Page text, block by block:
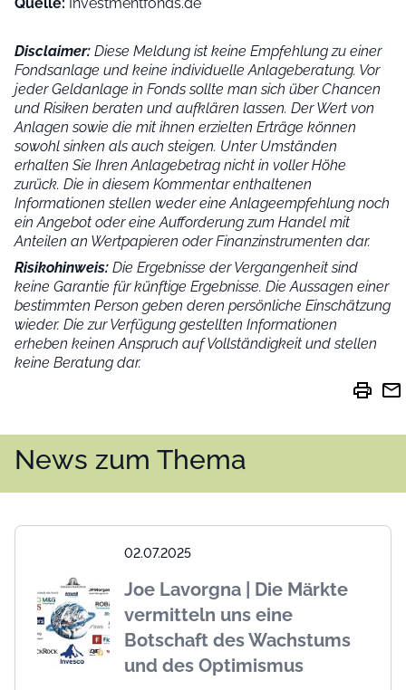
Disclaimer: Diese Meldung ist keine Empfehlung zu einer
Fondsanlage und keine individuelle Anlageberatung. Vor
jeder Geldanlage in Fonds sollte man sich über Chancen
und Risiken beraten und aufklären lassen. Der Wert von
Anlagen sowie die mit ihnen erzielten Erträge können
sowohl sinken als auch steigen. Unter Umständen
erhalten Sie Ihren Anlagebetrag nicht in voller Höhe
zurück. Die in diesem Kommentar enthaltenen
Informationen stellen weder eine Anlageempfehlung noch
ein Angebot oder eine Aufforderung zum Handel mit
Anteilen an Wertpapieren oder Finanzinstrumenten dar.
Risikohinweis: Die Ergebnisse der Vergangenheit sind
keine Garantie für künftige Ergebnisse. Die Aussagen einer
bestimmten Person geben deren persönliche Einschätzung
wieder. Die zur Verfügung gestellten Informationen
erheben keinen Anspruch auf Vollständigkeit und stellen
keine Beratung dar.
print mail
News zum Thema
02.07.2025
Joe Lavorgna | Die Märkte
vermitteln uns eine
Botschaft des Wachstums
und des Optimismus